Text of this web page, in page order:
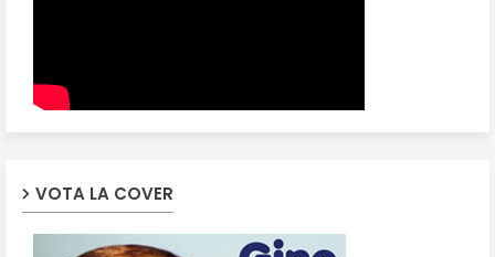
VOTA LA COVER